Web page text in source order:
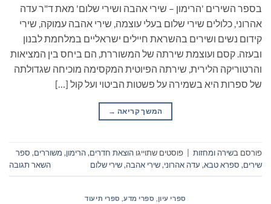
בספר השירים 'הרימון – שירי אהבה ושירי שלום' מאת ד"ר עדה
אהרוני, כלולים שירי שלום בעלי עוצמה, שירי אהבה עמוקה, שירי
קידום נשים ושירים בהשראת חיילים ישראליים במלחמת לבנון
ובעזה. קסם ועוצמת שירתה של המשוררת, הם ביחס בין המציאות
והרטוריקה הלירית, שירתה הפיוטית המקסימה מוכיחה שגדולתה
של ספרות היא בשמירה על פשטות הביטוי ועל קול […]
המשך קריאה →
פורסם בשירה ומחזות פוסטים שתוייגו הוצאת חדרים,הרימון, משוררים, ספר
שירים, ספרא טבא, עדה אהרוני,שירי אהבה,שירי שלום השאר תגובה
ספרי עיון, ספרי מדע, ספרי תיעוד